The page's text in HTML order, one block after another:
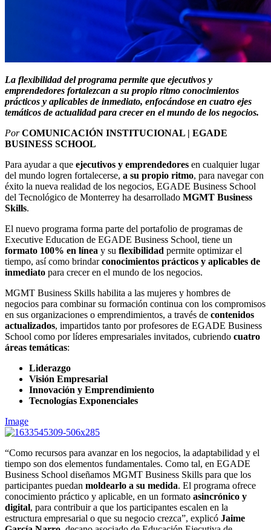
La flexibilidad del programa permite que ejecutivos y
emprendedores fortalezcan a su propio ritmo conocimientos
prácticos y aplicables de inmediato, enfocándose en cuatro ejes
temáticos de actualidad para crecer en el mundo de los negocios.
PorCOMUNICACIÓN INSTITUCIONAL | EGADE
BUSINESS SCHOOL
Para ayudar a que ejecutivos y emprendedores en cualquier lugar
del mundo logren fortalecerse, a su propio ritmo, para navegar con
éxito la nueva realidad de los negocios, EGADE Business School
del Tecnológico de Monterrey ha desarrollado MGMT Business
Skills.
El nuevo programa forma parte del portafolio de programas de
Executive Education de EGADE Business School, tiene un
formato 100% en línea y su flexibilidad permite optimizar el
tiempo, así como brindarconocimientos prácticos y aplicables de
inmediato para crecer en el mundo de los negocios.
MGMT Business Skills habilita a las mujeres y hombres de
negocios para combinar su formación continua con los compromisos
en sus organizaciones o emprendimientos, a través de contenidos
actualizados, impartidos tanto por profesores de EGADE Business
School como por líderes empresariales invitados, cubriendo cuatro
áreas temáticas:
Liderazgo
Visión Empresarial
Innovación y Emprendimiento
Tecnologías Exponenciales
Image
“Como recursos para avanzar en los negocios, la adaptabilidad y el
tiempo son dos elementos fundamentales. Como tal, en EGADE
Business School diseñamos MGMT Business Skills para que los
participantes puedan moldearlo a su medida. El programa ofrece
conocimiento práctico y aplicable, en un formato asincrónico y
digital, para contribuir a que los participantes escalen en la
estructura empresarial o que su negocio crezca”, explicó Jaime